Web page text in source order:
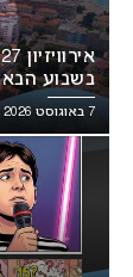
בשבוע הבא
7 באוגוסט 2026